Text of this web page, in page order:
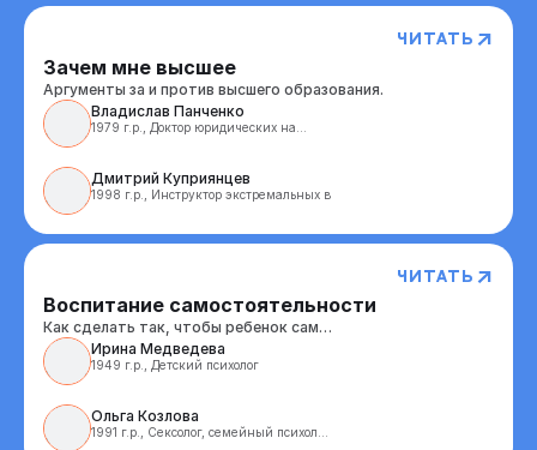
Читать
Зачем мне высшее
Аргументы за и против высшего образования.
1979 г.р., Доктор юридических наук
1998 г.р., Инструктор экстремальных видов спорта
Читать
Воспитание самостоятельности
Как сделать так, чтобы ребенок сам…
1949 г.р., Детский психолог
1991 г.р., Сексолог, семейный психолог